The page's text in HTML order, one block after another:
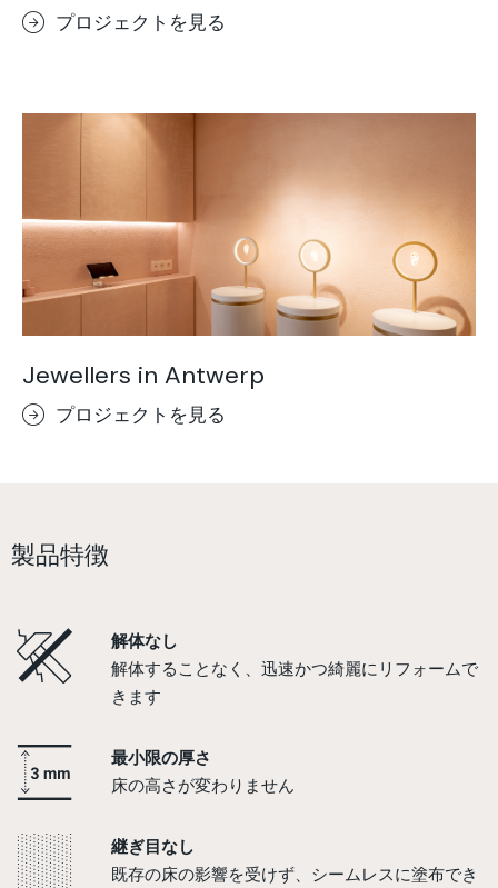
プロジェクトを見る
Jewellers in Antwerp
プロジェクトを見る
製品特徴
解体なし
解体することなく、迅速かつ綺麗にリフォームで
きます
最小限の厚さ
床の高さが変わりません
継ぎ目なし
既存の床の影響を受けず、シームレスに塗布でき